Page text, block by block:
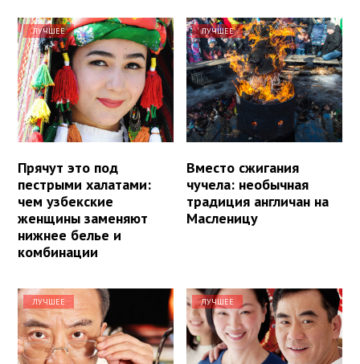
ЛУЧШЕЕ
Прячут это под
пестрыми халатами:
чем узбекские
женщины заменяют
нижнее белье и
комбинации
ЛУЧШЕЕ
Вместо сжигания
чучела: необычная
традиция англичан на
Масленицу
ЛУЧШЕЕ ЛУЧШЕЕ